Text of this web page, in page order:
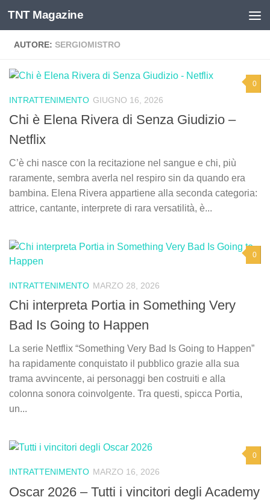
Salta al contenuto
TNT Magazine
AUTORE: SERGIOMISTRO
0
INTRATTENIMENTO GIUGNO 16, 2026
Chi è Elena Rivera di Senza Giudizio –
Netflix
C’è chi nasce con la recitazione nel sangue e chi, più
raramente, sembra averla nel respiro sin da quando era
bambina. Elena Rivera appartiene alla seconda categoria:
attrice, cantante, interprete di rara versatilità, è...
0
INTRATTENIMENTO MARZO 28, 2026
Chi interpreta Portia in Something Very
Bad Is Going to Happen
La serie Netflix “Something Very Bad Is Going to Happen”
ha rapidamente conquistato il pubblico grazie alla sua
trama avvincente, ai personaggi ben costruiti e alla
colonna sonora coinvolgente. Tra questi, spicca Portia,
un...
0
INTRATTENIMENTO MARZO 16, 2026
Oscar 2026 – Tutti i vincitori degli Academy